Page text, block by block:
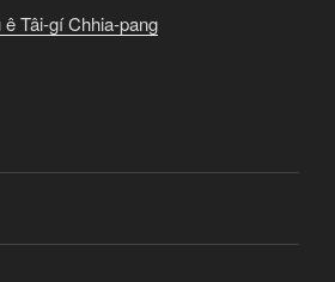
Tâi-gí Chhia-pang